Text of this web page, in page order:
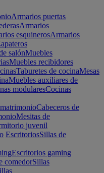
Armarios puertas
Armarios
esquinerosArmarios
salónMuebles
Muebles recibidores
Taburetes de cocinaMesas
Muebles auxiliares de
modularesCocinas
Cabeceros de
Mesitas de
juvenil
EscritoriosSillas de
Escritorios gaming
comedorSillas